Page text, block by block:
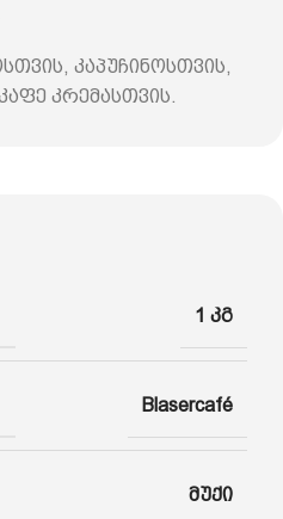
კაპუჩინოსთვის,
კრემასთვის.
1 კგ
Blasercafé
მუქი